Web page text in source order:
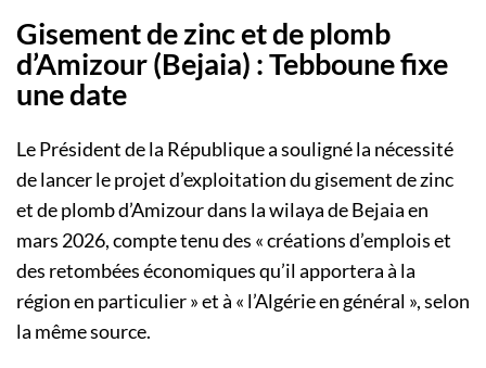
Gisement de zinc et de plomb
d’Amizour (Bejaia) : Tebboune fixe
une date
Le Président de la République a souligné la nécessité
de lancer le projet d’exploitation du gisement de zinc
et de plomb d’Amizour dans la wilaya de Bejaia en
mars 2026, compte tenu des « créations d’emplois et
des retombées économiques qu’il apportera à la
région en particulier » et à « l’Algérie en général », selon
la même source.